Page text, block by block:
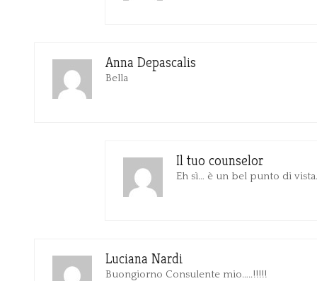
Anna Depascalis
Bella
Il tuo counselor
Eh sì… è un bel punto di
Luciana Nardi
Buongiorno Consulente mio…..!!!!!